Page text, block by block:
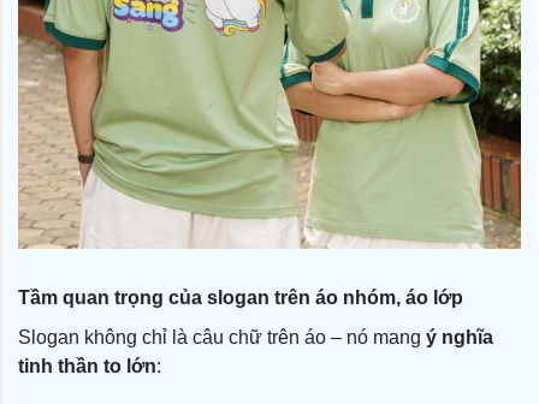
Tầm quan trọng của slogan trên áo nhóm, áo lớp
Slogan không chỉ là câu chữ trên áo – nó mang ý nghĩa
tinh thần to lớn: